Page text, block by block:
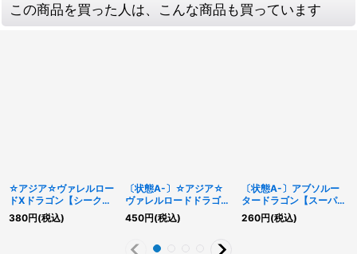
この商品を買った人は、こんな商品も買っています
☆アジア☆ヴァレルロー
ドXドラゴン【シークレ
ット】{アジアRIRA-
JP039}《エクシーズ》
380円(税込)
〔状態A-〕☆アジア☆
ヴァレルロードドラゴン
【シークレット】{アジ
アCIBR-JP042}《リン
450円(税込)
〔状態A-〕アブソルー
タードラゴン【スーパ
ー】{SD36-JP005}
《モンスター》
260円(税込)